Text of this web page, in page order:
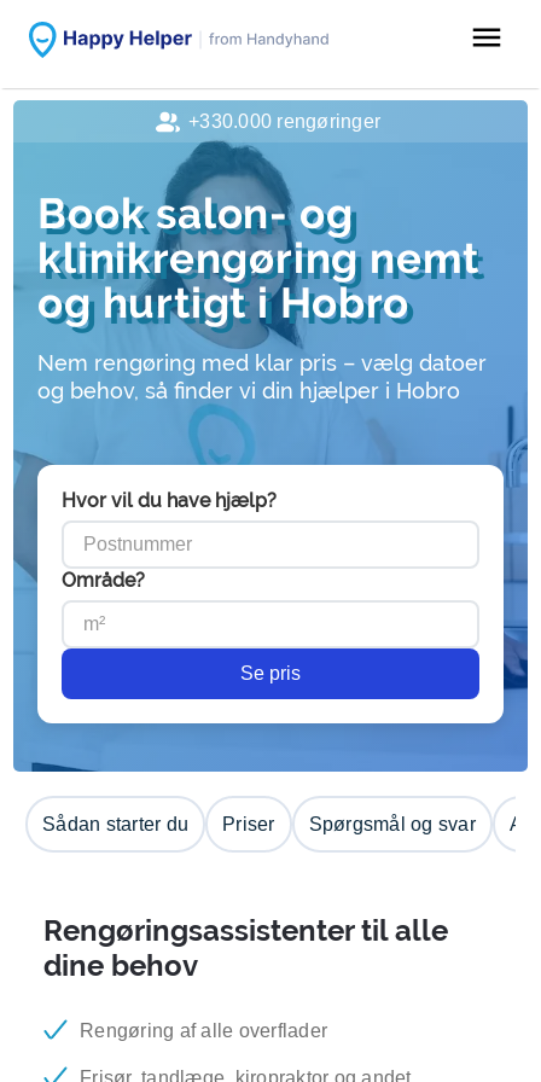
menu
Book salon- og
klinikrengøring nemt
og hurtigt i Hobro
Nem rengøring med klar pris – vælg datoer
og behov, så finder vi din hjælper i Hobro
Hvor vil du have hjælp?
Område?
Se pris
Sådan starter du Priser Spørgsmål og svar
Rengøringsassistenter til alle
dine behov
Rengøring af alle overflader
Frisør, tandlæge, kiropraktor og andet
+330.000 rengøringer